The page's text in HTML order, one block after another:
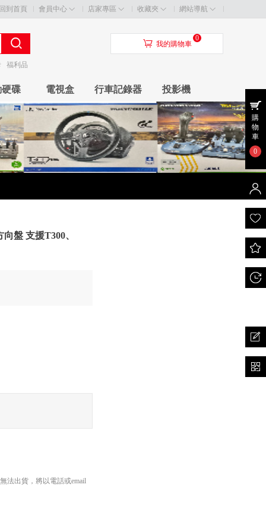
回到首頁 會員中心 店家專區 收藏夾 網站導航
福利品
󰃦 我的購物車
0
碟 電視盒 行車記錄器 投影機
盤 支援T300、
法出貨，將以電話或email
購
物
車
0